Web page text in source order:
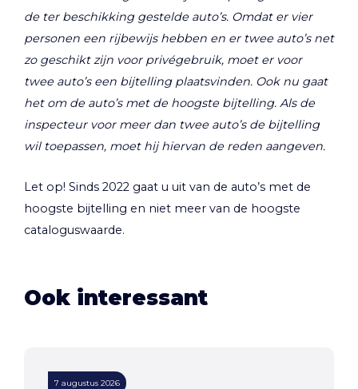
de ter beschikking gestelde auto’s. Omdat er vier
personen een rijbewijs hebben en er twee auto’s net
zo geschikt zijn voor privégebruik, moet er voor
twee auto’s een bijtelling plaatsvinden. Ook nu gaat
het om de auto’s met de hoogste bijtelling. Als de
inspecteur voor meer dan twee auto’s de bijtelling
wil toepassen, moet hij hiervan de reden aangeven.
Let op! Sinds 2022 gaat u uit van de auto’s met de
hoogste bijtelling en niet meer van de hoogste
cataloguswaarde.
Ook interessant
7 augustus 2026